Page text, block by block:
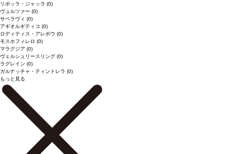
リボッラ・ジャッラ (0)
ヴュルツァー (0)
サペラヴィ (0)
アギオルギティコ (0)
ロディティス・アレポウ (0)
モスホフィレロ (0)
マラグジア (0)
ヴェルシュリースリング (0)
ラグレイン (0)
ガルナッチャ・ティントレラ (0)
もっと見る